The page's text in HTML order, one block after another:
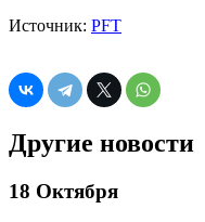
Источник: PFT
Другие новости
18 Октября